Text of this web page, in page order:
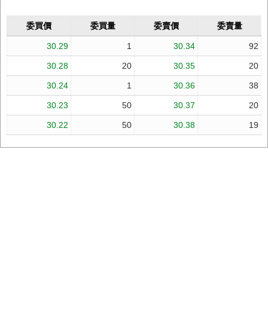
委買價 委買量 委賣價 委賣量
30.29 1 30.34 92
30.28 20 30.35 20
30.24 1 30.36 38
30.23 50 30.37 20
30.22 50 30.38 19